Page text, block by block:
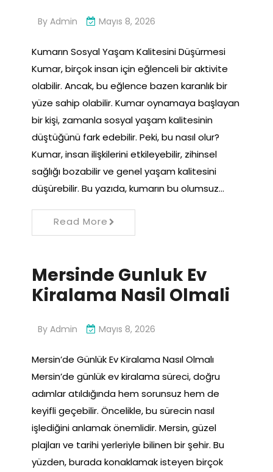
By Admin Mayıs 8, 2026
Kumarın Sosyal Yaşam Kalitesini Düşürmesi
Kumar, birçok insan için eğlenceli bir aktivite
olabilir. Ancak, bu eğlence bazen karanlık bir
yüze sahip olabilir. Kumar oynamaya başlayan
bir kişi, zamanla sosyal yaşam kalitesinin
düştüğünü fark edebilir. Peki, bu nasıl olur?
Kumar, insan ilişkilerini etkileyebilir, zihinsel
sağlığı bozabilir ve genel yaşam kalitesini
düşürebilir. Bu yazıda, kumarın bu olumsuz…
Read More
Mersinde Gunluk Ev
Kiralama Nasil Olmali
By Admin Mayıs 8, 2026
Mersin’de Günlük Ev Kiralama Nasıl Olmalı
Mersin’de günlük ev kiralama süreci, doğru
adımlar atıldığında hem sorunsuz hem de
keyifli geçebilir. Öncelikle, bu sürecin nasıl
işlediğini anlamak önemlidir. Mersin, güzel
plajları ve tarihi yerleriyle bilinen bir şehir. Bu
yüzden, burada konaklamak isteyen birçok